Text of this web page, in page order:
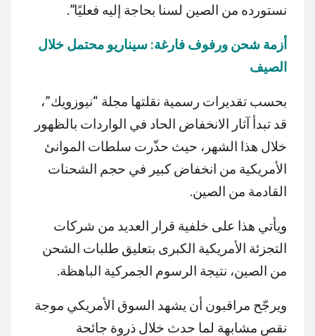
نستورده من الصين لسنا بحاجة إليه فعليًا”.
أزمة شحن ورفوف فارغة: سيناريو محتمل خلال
الصيف
بحسب تقديرات رسمية نقلتها مجلة “نيوزويك”،
قد تبدأ آثار الانخفاض الحاد في الواردات بالظهور
خلال هذا الشهر، حيث حذّرت سلطات الموانئ
الأمريكية من انخفاض كبير في حجم الشحنات
القادمة من الصين.
ويأتي هذا على خلفية قرار العديد من شركات
التجزئة الأمريكية الكبرى بتعليق طلبات الشحن
من الصين، نتيجة الرسوم الجمركية الباهظة.
ويرجّح مراقبون أن يشهد السوق الأمريكي موجة
نقص مشابهة لما حدث خلال ذروة جائحة